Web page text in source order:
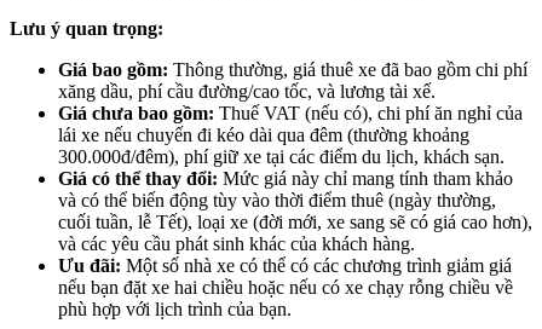
Lưu ý quan trọng:
Giá bao gồm: Thông thường, giá thuê xe đã bao gồm chi phí
xăng dầu, phí cầu đường/cao tốc, và lương tài xế.
Giá chưa bao gồm: Thuế VAT (nếu có), chi phí ăn nghỉ của
lái xe nếu chuyến đi kéo dài qua đêm (thường khoảng
300.000đ/đêm), phí giữ xe tại các điểm du lịch, khách sạn.
Giá có thể thay đổi: Mức giá này chỉ mang tính tham khảo
và có thể biến động tùy vào thời điểm thuê (ngày thường,
cuối tuần, lễ Tết), loại xe (đời mới, xe sang sẽ có giá cao hơn),
và các yêu cầu phát sinh khác của khách hàng.
Ưu đãi: Một số nhà xe có thể có các chương trình giảm giá
nếu bạn đặt xe hai chiều hoặc nếu có xe chạy rỗng chiều về
phù hợp với lịch trình của bạn.